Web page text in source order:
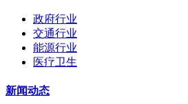
政府行业
交通行业
能源行业
医疗卫生
新闻动态